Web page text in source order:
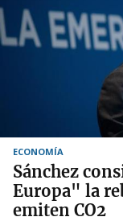
ECONOMÍA
Sánchez
Europa" la
emiten CO2